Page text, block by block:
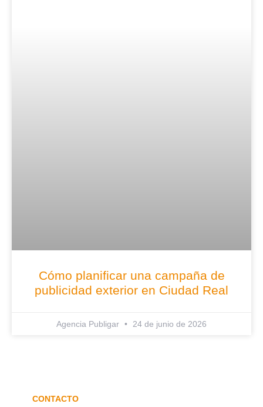
Cómo planificar una campaña de
publicidad exterior en Ciudad Real
Agencia Publigar 24 de junio de 2026
CONTACTO